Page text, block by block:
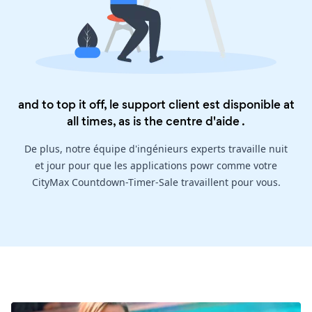
and to top it off, le support client est disponible at
all times, as is thecentre d'aide.
De plus, notre équipe d'ingénieurs experts travaille nuit
et jour pour que les applications powr comme votre
CityMax Countdown-Timer-Sale travaillent pour vous.